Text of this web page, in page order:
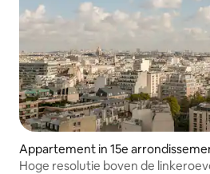
Appartement in 15e
Hoge resolutie boven de